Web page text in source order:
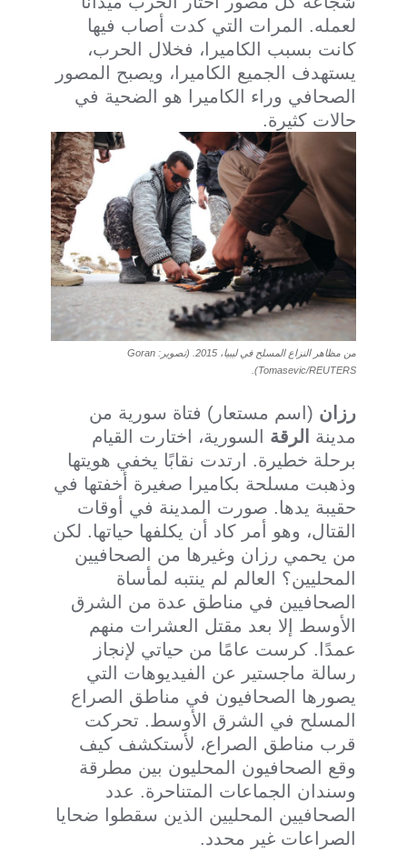
لعمله. المرات التي كدت أصاب فيها
كانت بسبب الكاميرا، فخلال الحرب،
يستهدف الجميع الكاميرا، ويصبح المصور
الصحافي وراء الكاميرا هو الضحية في
حالات كثيرة.
من مظاهر النزاع المسلح في ليبيا، 2015. (تصوير: Goran
Tomasevic/REUTERS).
رزان (اسم مستعار) فتاة سورية من
مدينة
الرقة السورية، اختارت القيام
برحلة خطيرة. ارتدت نقابًا يخفي هويتها
وذهبت مسلحة بكاميرا صغيرة أخفتها في
حقيبة يدها. صورت المدينة في أوقات
القتال، وهو أمر كاد أن يكلفها حياتها. لكن
من يحمي رزان وغيرها من الصحافيين
المحليين؟ العالم لم ينتبه لمأساة
الصحافيين في مناطق عدة من الشرق
الأوسط إلا بعد مقتل العشرات منهم
عمدًا. كرست عامًا من حياتي لإنجاز
رسالة ماجستير عن الفيديوهات التي
يصورها الصحافيون في مناطق الصراع
المسلح في الشرق الأوسط. تحركت
قرب مناطق الصراع، لأستكشف كيف
وقع الصحافيون المحليون بين مطرقة
وسندان الجماعات المتناحرة. عدد
الصحافيين المحليين الذين سقطوا ضحايا
الصراعات غير محدد.